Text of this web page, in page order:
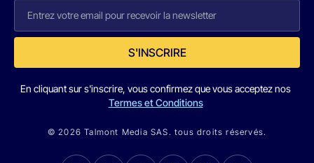
S'INSCRIRE
En cliquant sur s'inscrire, vous confirmez que vous acceptez nos
Termes et Conditions
© 2026 Talmont Media SAS. tous droits réservés.